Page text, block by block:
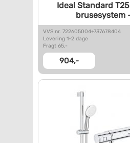
Ideal Standard
brusesystem
VVS nr. 722605004+737678404
Levering 1-2 dage
Fragt 65,-
904,-